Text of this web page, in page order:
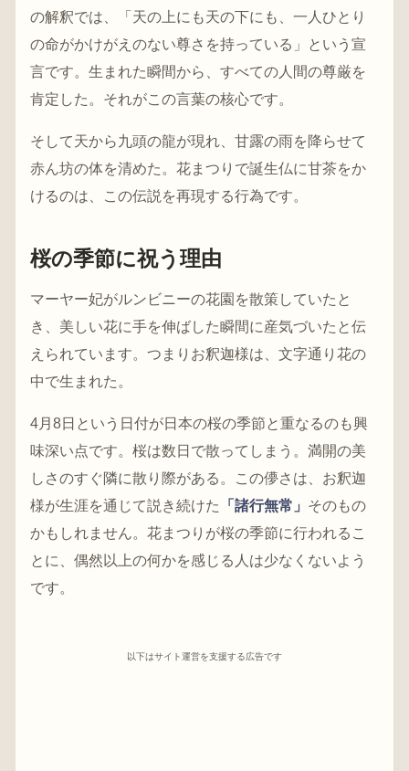
の解釈では、「天の上にも天の下にも、一人ひとり
の命がかけがえのない尊さを持っている」という宣
言です。生まれた瞬間から、すべての人間の尊厳を
肯定した。それがこの言葉の核心です。
そして天から九頭の龍が現れ、甘露の雨を降らせて
赤ん坊の体を清めた。花まつりで誕生仏に甘茶をか
けるのは、この伝説を再現する行為です。
桜の季節に祝う理由
マーヤー妃がルンビニーの花園を散策していたと
き、美しい花に手を伸ばした瞬間に産気づいたと伝
えられています。つまりお釈迦様は、文字通り花の
中で生まれた。
4月8日という日付が日本の桜の季節と重なるのも興
味深い点です。桜は数日で散ってしまう。満開の美
しさのすぐ隣に散り際がある。この儚さは、お釈迦
様が生涯を通じて説き続けた
「諸行無常」 そのもの
かもしれません。花まつりが桜の季節に行われるこ
とに、偶然以上の何かを感じる人は少なくないよう
です。
以下はサイト運営を支援する広告です